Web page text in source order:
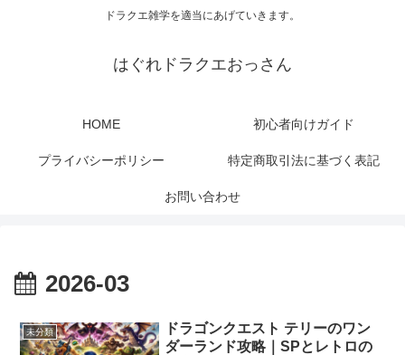
ドラクエ雑学を適当にあげていきます。
はぐれドラクエおっさん
HOME 初心者向けガイド
プライバシーポリシー 特定商取引法に基づく表記
お問い合わせ
2026-03
未分類
ドラゴンクエスト テリーのワン
ダーランド攻略｜SPとレトロの